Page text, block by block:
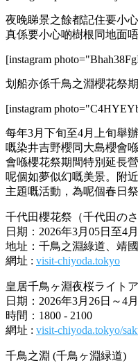
夜晚睇景之餘都記住要小
真係要小心啲樹根同地面唔
[instagram
划船亦係千鳥之淵櫻花祭
[instagram
每年3月下旬至4月上旬舉
嘅染井吉野櫻同大島櫻會
會喺櫻花祭期間特別延長
呢個如夢似幻嘅美景。附
主題嘅活動，為呢個春日
千代田櫻花祭（千代田の
日期：2026年3月05日至4
地址：千鳥之淵綠道、靖
網址 : visit-chiyoda.tokyo
皇居千鳥ヶ淵夜桜ライト
日期：2026年3月26日～4
時間：1800 - 2100
網址 : visit-chiyoda.tokyo/
千鳥之淵 (千鳥ヶ淵緑道)